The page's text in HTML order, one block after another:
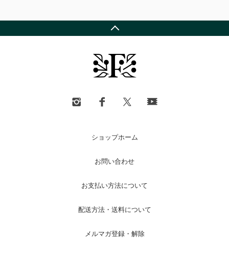
ショップホーム
お問い合わせ
お支払い方法について
配送方法・送料について
メルマガ登録・解除